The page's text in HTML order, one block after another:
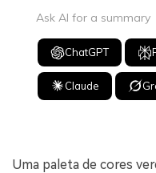
Ask AI for a summary
ChatGPT
Claude
Uma paleta de cores